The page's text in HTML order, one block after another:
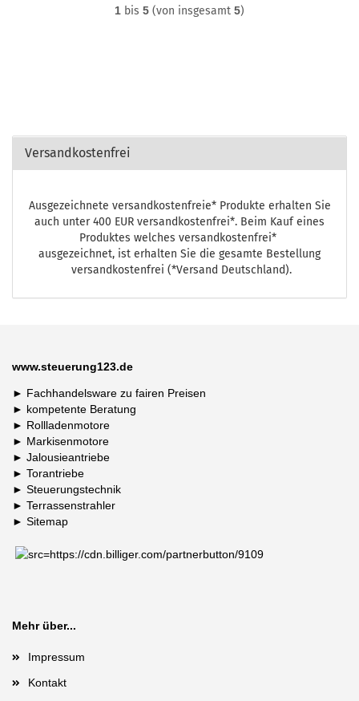
1 bis 5 (von insgesamt 5)
Versandkostenfrei
Ausgezeichnete versandkostenfreie* Produkte erhalten Sie
auch unter 400 EUR versandkostenfrei*. Beim Kauf eines
Produktes welches versandkostenfrei*
ausgezeichnet, ist erhalten Sie die gesamte Bestellung
versandkostenfrei (*Versand Deutschland).
www.steuerung123.de
► Fachhandelsware zu fairen Preisen
► kompetente Beratung
► Rollladenmotore
► Markisenmotore
► Jalousieantriebe
► Torantriebe
► Steuerungstechnik
► Terrassenstrahler
► Sitemap
Mehr über...
Impressum
Kontakt